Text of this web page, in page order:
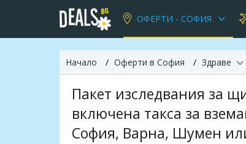
ОФЕРТИ - СОФИЯ
Начало Оферти в София Здраве
Пакет изследвания за
включена такса за
София, Варна, Шумен